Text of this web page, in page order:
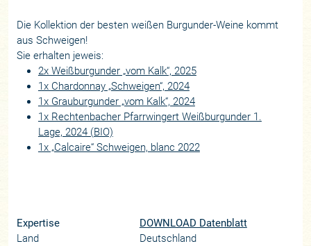
Die Kollektion der besten weißen Burgunder-Weine kommt
aus Schweigen!
Sie erhalten jeweis:
2x Weißburgunder „vom Kalk“, 2025
1x Chardonnay „Schweigen“, 2024
1x Grauburgunder „vom Kalk“, 2024
1x Rechtenbacher Pfarrwingert Weißburgunder 1.
Lage, 2024 (BIO)
1x „Calcaire“ Schweigen, blanc 2022
Expertise
DOWNLOAD Datenblatt
Land
Deutschland